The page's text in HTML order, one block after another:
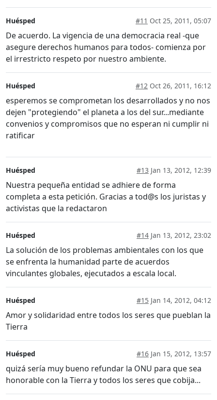
Huésped #11 Oct 25, 2011, 05:07
De acuerdo. La vigencia de una democracia real -que
asegure derechos humanos para todos- comienza por
el irrestricto respeto por nuestro ambiente.
Huésped #12 Oct 26, 2011, 16:12
esperemos se comprometan los desarrollados y no nos
dejen "protegiendo" el planeta a los del sur...mediante
convenios y compromisos que no esperan ni cumplir ni
ratificar
Huésped #13 Jan 13, 2012, 12:39
Nuestra pequeña entidad se adhiere de forma
completa a esta petición. Gracias a tod@s los juristas y
activistas que la redactaron
Huésped #14 Jan 13, 2012, 23:02
La solución de los problemas ambientales con los que
se enfrenta la humanidad parte de acuerdos
vinculantes globales, ejecutados a escala local.
Huésped #15 Jan 14, 2012, 04:12
Amor y solidaridad entre todos los seres que pueblan la
Tierra
Huésped #16 Jan 15, 2012, 13:57
quizá sería muy bueno refundar la ONU para que sea
honorable con la Tierra y todos los seres que cobija...